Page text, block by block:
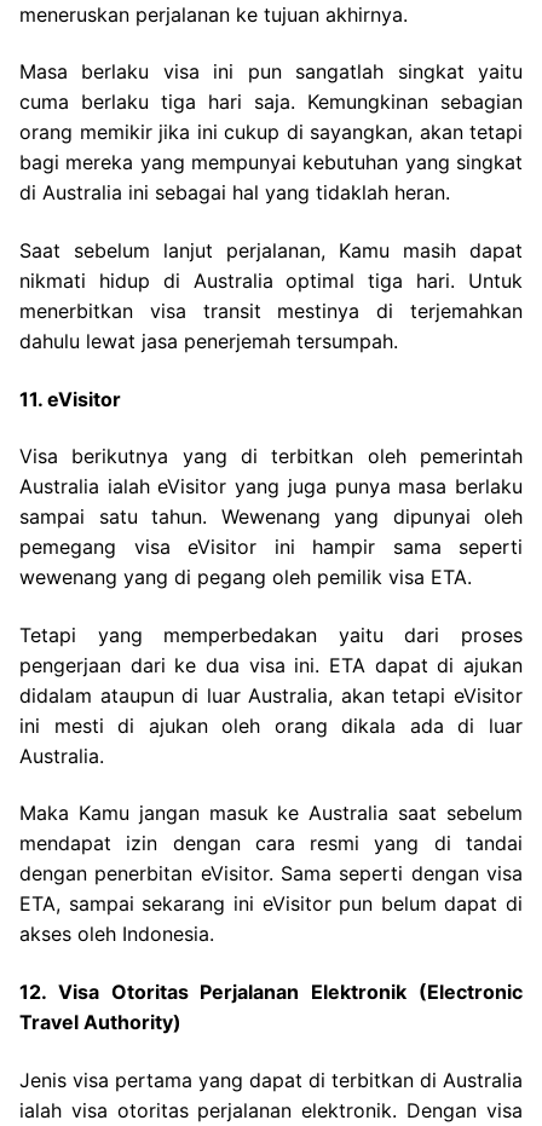
meneruskan perjalanan ke tujuan akhirnya.
Masa berlaku visa ini pun sangatlah singkat yaitu
cuma berlaku tiga hari saja. Kemungkinan sebagian
orang memikir jika ini cukup di sayangkan, akan tetapi
bagi mereka yang mempunyai kebutuhan yang singkat
di Australia ini sebagai hal yang tidaklah heran.
Saat sebelum lanjut perjalanan, Kamu masih dapat
nikmati hidup di Australia optimal tiga hari. Untuk
menerbitkan visa transit mestinya di terjemahkan
dahulu lewat jasa penerjemah tersumpah.
11. eVisitor
Visa berikutnya yang di terbitkan oleh pemerintah
Australia ialah eVisitor yang juga punya masa berlaku
sampai satu tahun. Wewenang yang dipunyai oleh
pemegang visa eVisitor ini hampir sama seperti
wewenang yang di pegang oleh pemilik visa ETA.
Tetapi yang memperbedakan yaitu dari proses
pengerjaan dari ke dua visa ini. ETA dapat di ajukan
didalam ataupun di luar Australia, akan tetapi eVisitor
ini mesti di ajukan oleh orang dikala ada di luar
Australia.
Maka Kamu jangan masuk ke Australia saat sebelum
mendapat izin dengan cara resmi yang di tandai
dengan penerbitan eVisitor. Sama seperti dengan visa
ETA, sampai sekarang ini eVisitor pun belum dapat di
akses oleh Indonesia.
12. Visa Otoritas Perjalanan Elektronik (Electronic
Travel Authority)
Jenis visa pertama yang dapat di terbitkan di Australia
ialah visa otoritas perjalanan elektronik. Dengan visa